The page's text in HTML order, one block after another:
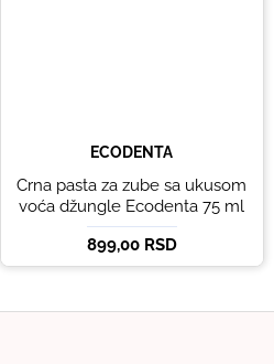
ECODENTA
Crna pasta za zube sa ukusom
voća džungle Ecodenta 75 ml
899,00 RSD